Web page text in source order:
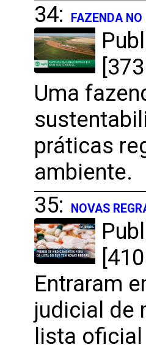
34:
FAZENDA
Uma
práticas
ambiente.
35:
NOVAS
Entraram
judicial de
lista